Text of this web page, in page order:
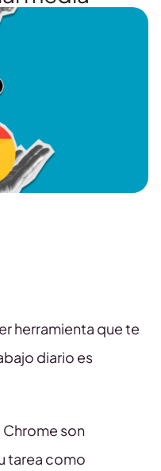
herramienta que te
diario es
son
tarea como